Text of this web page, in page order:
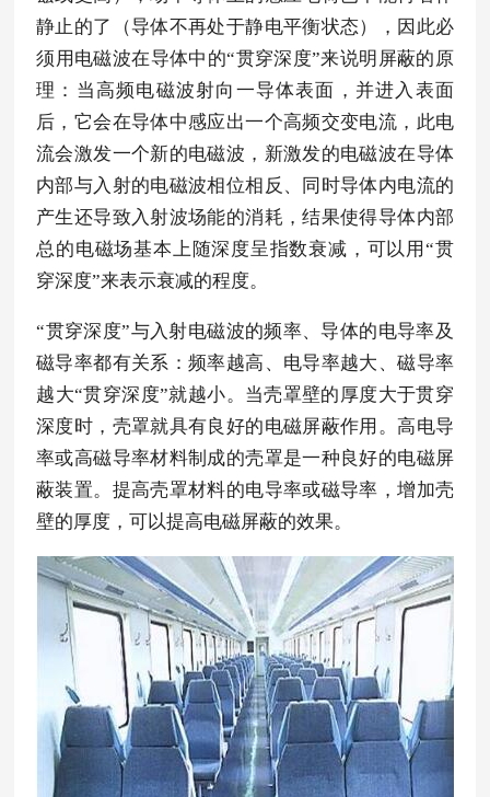
静止的了（导体不再处于静电平衡状态），因此必
须用电磁波在导体中的“贯穿深度”来说明屏蔽的原
理：当高频电磁波射向一导体表面，并进入表面
后，它会在导体中感应出一个高频交变电流，此电
流会激发一个新的电磁波，新激发的电磁波在导体
内部与入射的电磁波相位相反、同时导体内电流的
产生还导致入射波场能的消耗，结果使得导体内部
总的电磁场基本上随深度呈指数衰减，可以用“贯
穿深度”来表示衰减的程度。
“贯穿深度”与入射电磁波的频率、导体的电导率及
磁导率都有关系：频率越高、电导率越大、磁导率
越大“贯穿深度”就越小。当壳罩壁的厚度大于贯穿
深度时，壳罩就具有良好的电磁屏蔽作用。高电导
率或高磁导率材料制成的壳罩是一种良好的电磁屏
蔽装置。提高壳罩材料的电导率或磁导率，增加壳
壁的厚度，可以提高电磁屏蔽的效果。